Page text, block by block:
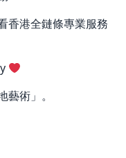
香港全鏈條專業服務
術」。